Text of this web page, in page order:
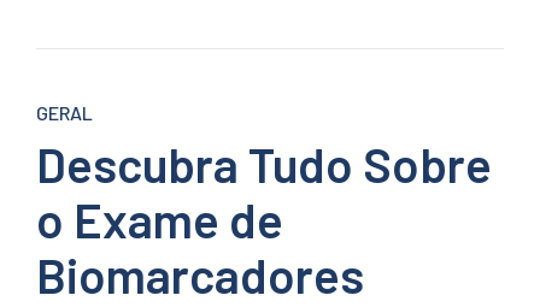
GERAL
Descubra Tudo Sobre
o Exame de
Biomarcadores